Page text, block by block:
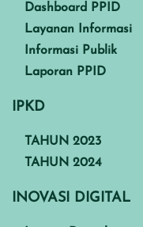
Dashboard PPID
Layanan Informasi
Informasi Publik
Laporan PPID
IPKD
TAHUN 2023
TAHUN 2024
INOVASI DIGITAL